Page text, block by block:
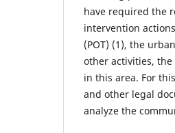
have required the
intervention
(POT) (1), the
other activities,
in this area. For
and other legal
analyze the